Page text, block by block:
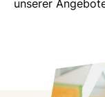
unserer